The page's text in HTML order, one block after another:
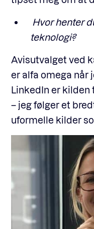
Hvor henter
teknologi?
Avisutvalget ved
er alfa omega når
LinkedIn er kilden
– jeg følger et
uformelle kilder